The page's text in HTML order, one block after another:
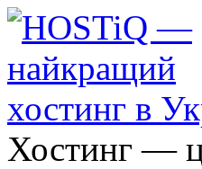
Хостинг —